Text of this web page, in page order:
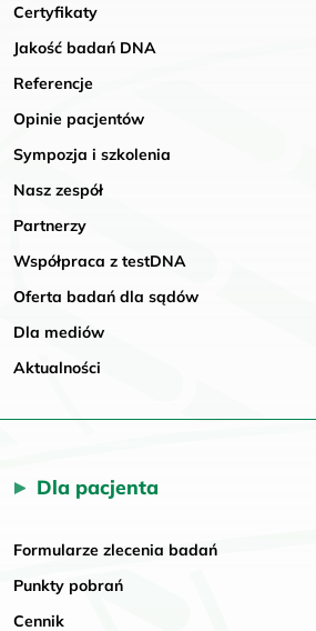
Certyfikaty
Jakość badań DNA
Referencje
Opinie pacjentów
Sympozja i szkolenia
Nasz zespół
Partnerzy
Współpraca z testDNA
Oferta badań dla sądów
Dla mediów
Aktualności
Dla pacjenta
Formularze zlecenia badań
Punkty pobrań
Cennik